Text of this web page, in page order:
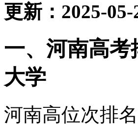
更新：2025-
一、河南高考
大学
河南高位次排